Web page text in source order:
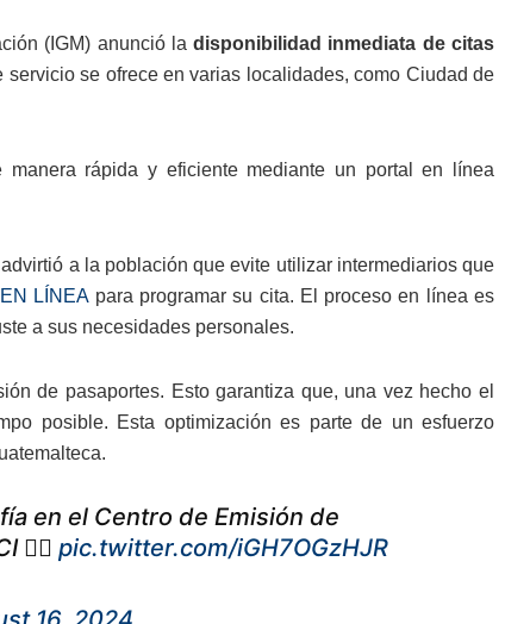
(IGM) anunció ladisponibilidad inmediata de citas
servicio se ofrece en varias localidades, como Ciudad de
rápida y eficiente mediante un portal en línea
a la población que evite utilizar intermediarios que
LÍNEApara programar su cita. El proceso en línea es
a sus necesidades personales.
de pasaportes. Esto garantiza que, una vez hecho el
posible. Esta optimización es parte de un esfuerzo
en el Centro de Emisión de
pic.twitter.com/iGH7OGzHJR